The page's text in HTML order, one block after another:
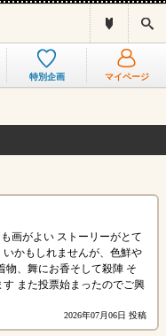
ス
と
特別企画 マイページ
画がよい ストーリーがとて
かもしれませんが、色鮮や
物、舞にお香そして殺陣 そ
また投票始まったのでご興
2026年07月06日 投稿